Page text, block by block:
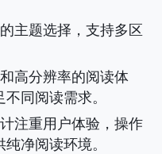
主题选择，支持多区
高分辨率的阅读体
同阅读需求。
计注重用户体验，操作
净阅读环境。